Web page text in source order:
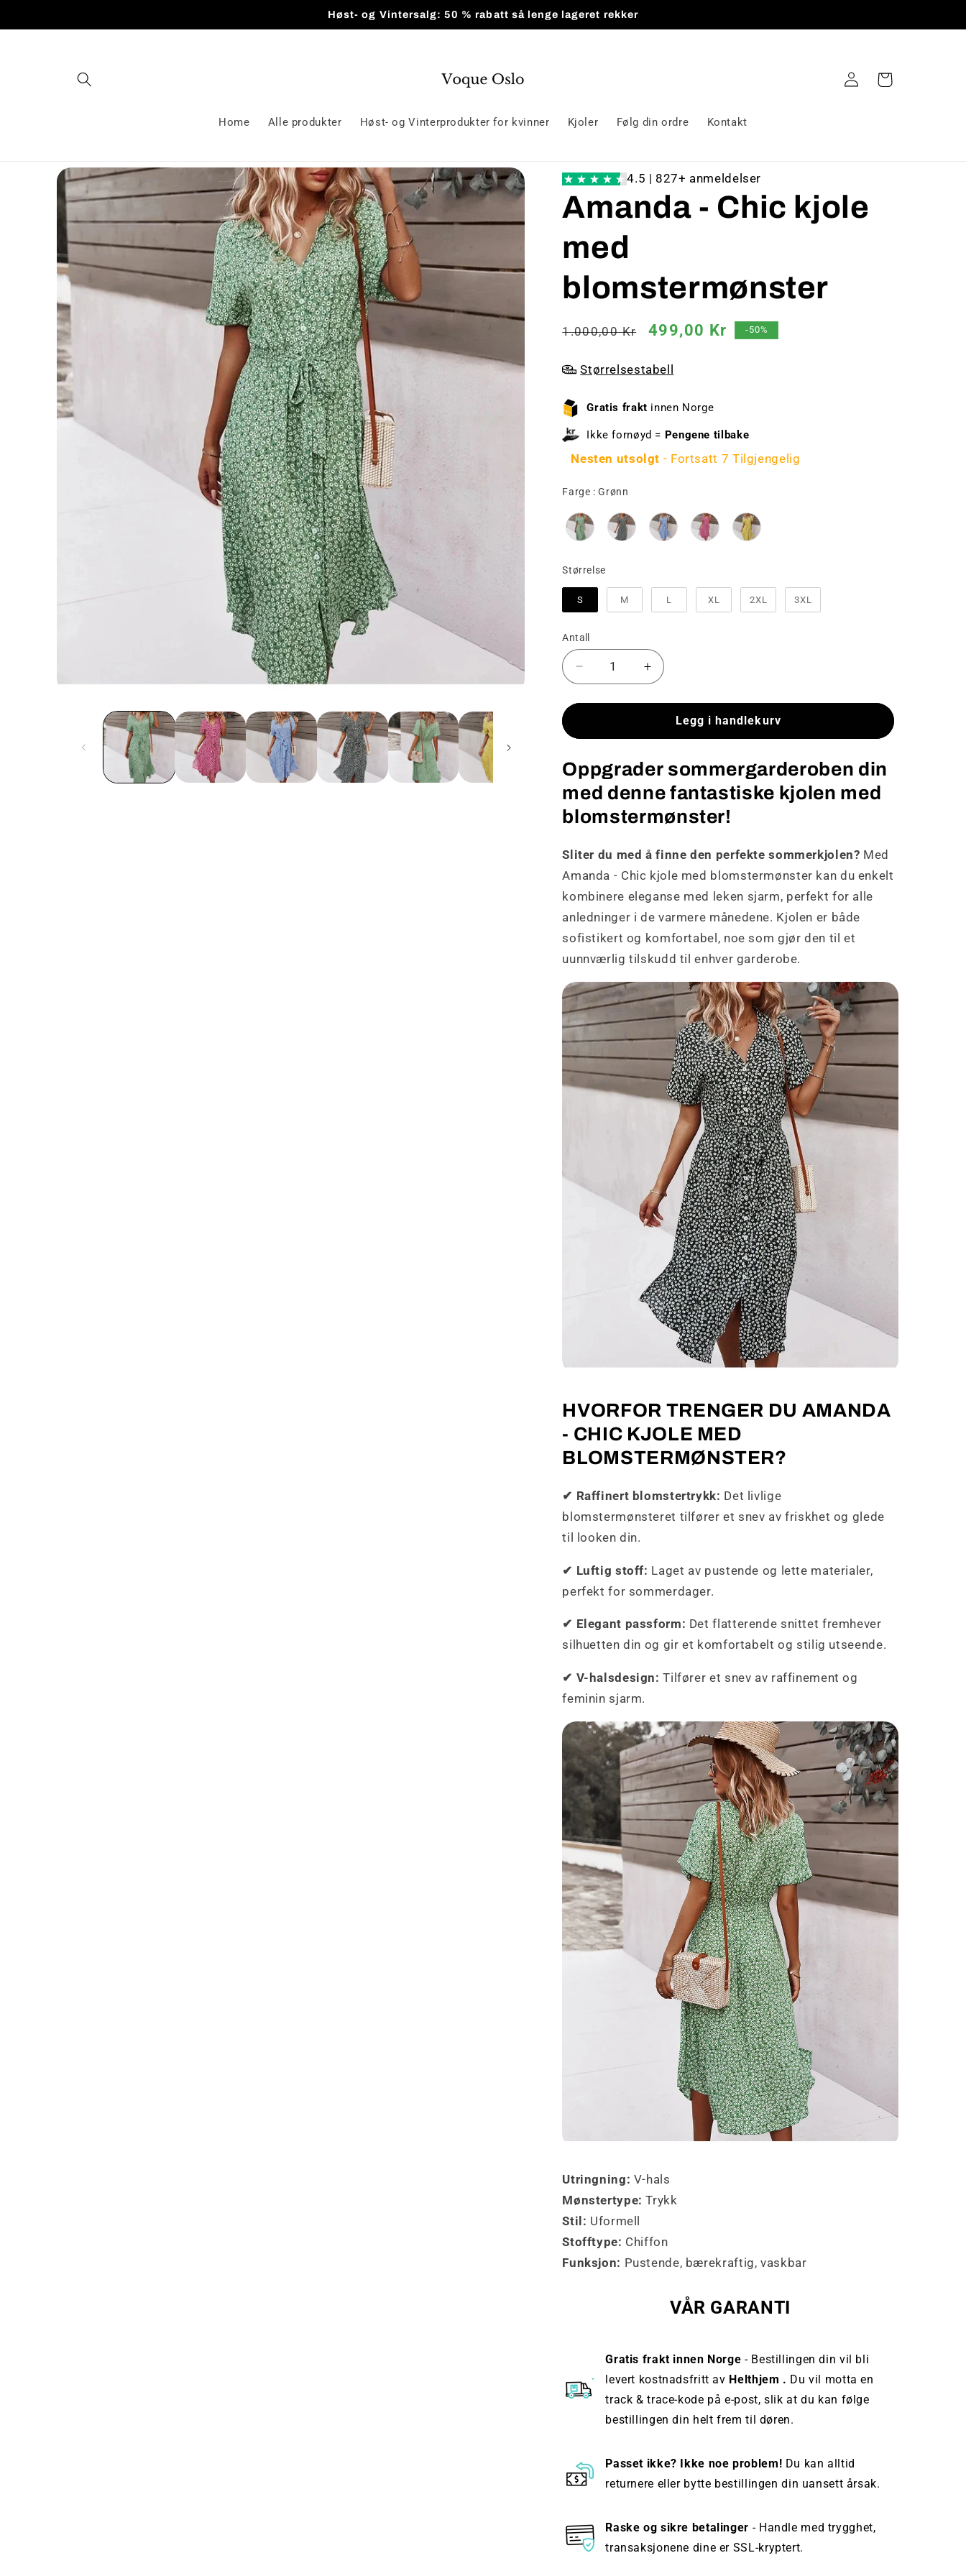
innholdet
Høst- og Vintersalg: 50 % rabatt så lenge lageret rekker
Home Alle produkter Høst- og Vinterprodukter for kvinner Kjoler Følg din ordre Kontakt
Logg
inn
Handlekurv
Hopp til
produktinformasjon
4.5 | 827+ anmeldelser
Amanda - Chic kjole
med
blomstermønster
Vanlig
1.000,00 Kr Salgspris
499,00 Kr -50%
Størrelsestabell
Gratis frakt innen Norge
Ikke fornøyd = Pengene tilbake
Nesten utsolgt - Fortsatt 7 Tilgjengelig
Farge : Grønn
StørrelseStørrelse
S M L XL 2XL 3XL
Antall
antallet
for
-
kjole
med
blomstermønster
Øk
antallet
for
Amanda
-
kjole
med
blomstermønster
Legg i handlekurv
Oppgrader sommergarderoben din
med denne fantastiske kjolen med
blomstermønster!
Sliter du med å finne den perfekte sommerkjolen? Med
Amanda - Chic kjole med blomstermønster kan du enkelt
kombinere eleganse med leken sjarm, perfekt for alle
anledninger i de varmere månedene. Kjolen er både
sofistikert og komfortabel, noe som gjør den til et
uunnværlig tilskudd til enhver garderobe.
HVORFOR TRENGER DU AMANDA
- CHIC KJOLE MED
BLOMSTERMØNSTER?
✔ Raffinert blomstertrykk: Det livlige
blomstermønsteret tilfører et snev av friskhet og glede
til looken din.
✔ Luftig stoff: Laget av pustende og lette materialer,
perfekt for sommerdager.
✔ Elegant passform: Det flatterende snittet fremhever
silhuetten din og gir et komfortabelt og stilig utseende.
✔ V-halsdesign: Tilfører et snev av raffinement og
feminin sjarm.
Utringning: V-hals
Mønstertype:Trykk
Stil: Uformell
Stofftype: Chiffon
Funksjon: Pustende, bærekraftig, vaskbar
VÅR GARANTI
Gratis frakt innen Norge - Bestillingen din vil bli
levert kostnadsfritt av Helthjem . Du vil motta en
track & trace-kode på e-post, slik at du kan følge
bestillingen din helt frem til døren.
Passet ikke? Ikke noe problem! Du kan alltid
returnere eller bytte bestillingen din uansett årsak.
Raske og sikre betalinger - Handle med trygghet,
transaksjonene dine er SSL-kryptert.